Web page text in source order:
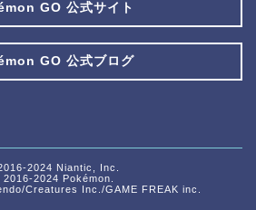
GO 公式サイト
GO 公式ブログ
2024 Niantic, Inc.
2016-2024 Pokémon.
Creatures Inc./GAME FREAK inc.